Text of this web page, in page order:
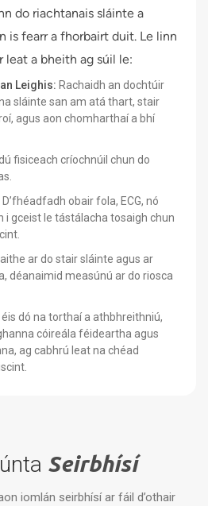
do riachtanais sláinte a
is fearr a fhorbairt duit. Le linn
leat a bheith ag súil le:
Leighis: Rachaidh an dochtúir
sláinte san am atá thart, stair
agus aon chomharthaí a bhí
fisiceach críochnúil chun do
D’fhéadfadh obair fola, ECG, nó
i gceist le tástálacha tosaigh chun
ar do stair sláinte agus ar
déanaimid measúnú ar do riosca
éis dó na torthaí a athbhreithniú,
cóireála féideartha agus
ag cabhrú leat na chéad
Seirbhísí
iomlán seirbhísí ar fáil d’othair